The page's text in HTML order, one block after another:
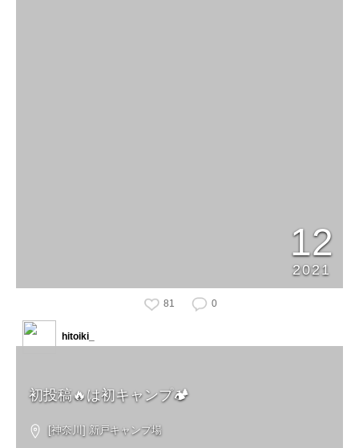
12
2021
81 0
初投稿🔥は初キャンプ🏕
[神奈川] 新戸キャンプ場
hitoiki_